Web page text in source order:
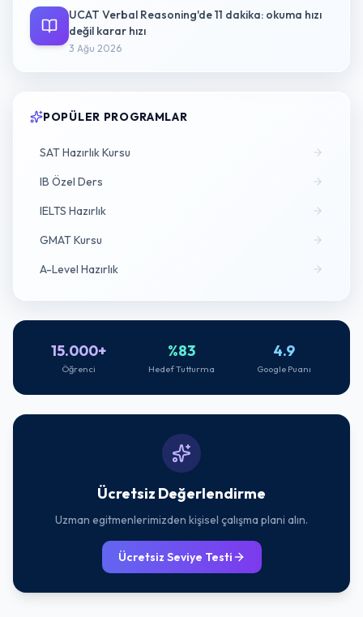
UCAT Verbal Reasoning'de 11 dakika: okuma hızı
değil karar hızı
3 Ağu 2026
POPÜLER PROGRAMLAR
SAT Hazırlık Kursu
IB Özel Ders
IELTS Hazırlık
GMAT Kursu
A-Level Hazırlık
15.000+
Öğrenci
%83
Hedef Tutturma
4.9
Google Puanı
Ücretsiz Değerlendirme
Uzman egitmenlerimizden kişisel çalışma plani alın.
Ücretsiz Seviye Testi